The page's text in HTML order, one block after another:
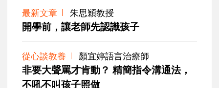
最新文章 朱思穎教授
開學前，讓老師先認識孩子
從心談教養 顏宜婷語言治療師
非要大聲罵才肯動？ 精簡指令溝通法，
不吼不叫孩子照做